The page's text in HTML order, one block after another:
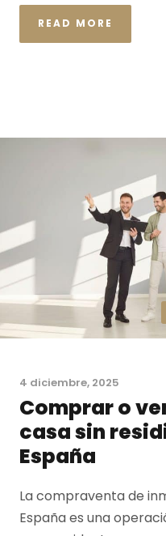
READ MORE
4 diciembre, 2025
Comprar o
casa sin
España
La compraventa de
España es una